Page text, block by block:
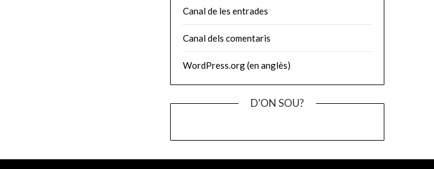
Canal de les entrades
Canal dels comentaris
WordPress.org (en anglès)
D’ON SOU?